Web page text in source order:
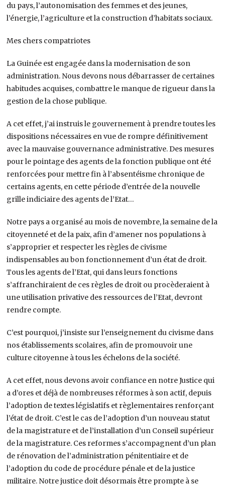
du pays, l’autonomisation des femmes et des jeunes,
l’énergie, l’agriculture et la construction d’habitats sociaux.
Mes chers compatriotes
La Guinée est engagée dans la modernisation de son
administration. Nous devons nous débarrasser de certaines
habitudes acquises, combattre le manque de rigueur dans la
gestion de la chose publique.
A cet effet, j’ai instruis le gouvernement à prendre toutes les
dispositions nécessaires en vue de rompre définitivement
avec la mauvaise gouvernance administrative. Des mesures
pour le pointage des agents de la fonction publique ont été
renforcées pour mettre fin à l’absentéisme chronique de
certains agents, en cette période d’entrée de la nouvelle
grille indiciaire des agents de l’Etat…
Notre pays a organisé au mois de novembre, la semaine de la
citoyenneté et de la paix, afin d’amener nos populations à
s’approprier et respecter les règles de civisme
indispensables au bon fonctionnement d’un état de droit.
Tous les agents de l’Etat, qui dans leurs fonctions
s’affranchiraient de ces règles de droit ou procèderaient à
une utilisation privative des ressources de l’Etat, devront
rendre compte.
C’est pourquoi, j’insiste sur l’enseignement du civisme dans
nos établissements scolaires, afin de promouvoir une
culture citoyenne à tous les échelons de la société.
A cet effet, nous devons avoir confiance en notre Justice qui
a d’ores et déjà de nombreuses réformes à son actif, depuis
l’adoption de textes législatifs et règlementaires renforçant
l’état de droit. C’est le cas de l’adoption d’un nouveau statut
de la magistrature et de l’installation d’un Conseil supérieur
de la magistrature. Ces reformes s’accompagnent d’un plan
de rénovation de l’administration pénitentiaire et de
l’adoption du code de procédure pénale et de la justice
militaire. Notre justice doit désormais être prompte à se